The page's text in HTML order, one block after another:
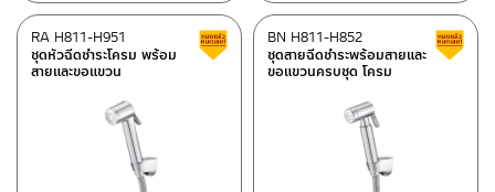
ชุดหัวฉีดชำระโครม พร้อม
สายและขอแขวน
RA H811-H951 สินค้าลดราคา เคลียร์สต็อก
ชุดสายฉีดชำระพร้อมสายและ
ขอแขวนครบชุด โครม
BN H811-H852